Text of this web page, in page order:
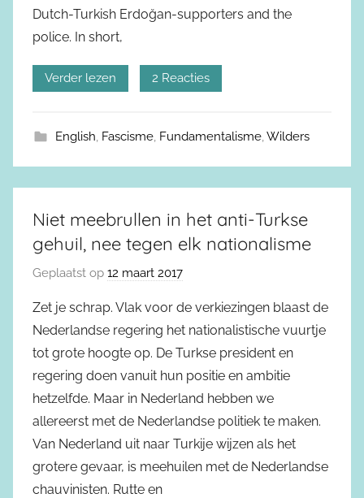
Dutch-Turkish Erdoğan-supporters and the
police. In short,
Verder lezen 2 Reacties
English, Fascisme, Fundamentalisme,Wilders
Niet meebrullen in het anti-Turkse
gehuil, nee tegen elk nationalisme
Geplaatst op 12 maart 2017
Zet je schrap. Vlak voor de verkiezingen blaast de
Nederlandse regering het nationalistische vuurtje
tot grote hoogte op. De Turkse president en
regering doen vanuit hun positie en ambitie
hetzelfde. Maar in Nederland hebben we
allereerst met de Nederlandse politiek te maken.
Van Nederland uit naar Turkije wijzen als het
grotere gevaar, is meehuilen met de Nederlandse
chauvinisten. Rutte en